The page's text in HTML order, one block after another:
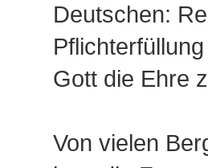
Deutschen:
Gott die Ehre
Von vielen